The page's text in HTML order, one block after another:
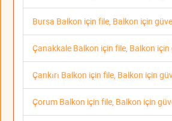
Bursa Balkon için file, Balkon için
Çanakkale Balkon için file, Balkon
Çankırı Balkon için file, Balkon için
Çorum Balkon için file, Balkon için